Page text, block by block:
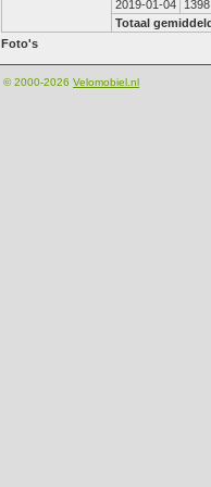
2019-01-04
1398
Totaal
Foto's
© 2000-2026 Velomobiel.nl